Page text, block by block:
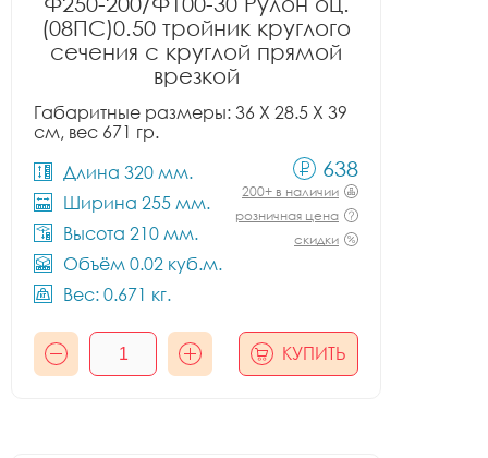
(08ПС)0.50 тройник круглого
сечения с круглой прямой
врезкой
Габаритные размеры: 36 X 28.5 X 39
см, вес 671 гр.
Длина 320 мм.
Ширина 255 мм.
Высота 210 мм.
Объём 0.02 куб.м.
Вес: 0.671 кг.
638
200+ в наличии
розничная цена
скидки
КУПИТЬ